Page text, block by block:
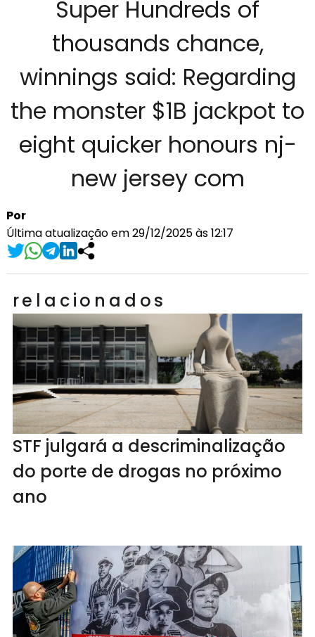
Super Hundreds of
thousands chance,
winnings said: Regarding
the monster $1B jackpot to
eight quicker honours nj-
new jersey com
Por
Última atualização em 29/12/2025 às 12:17
relacionados
STF julgará a descriminalização
do porte de drogas no próximo
ano